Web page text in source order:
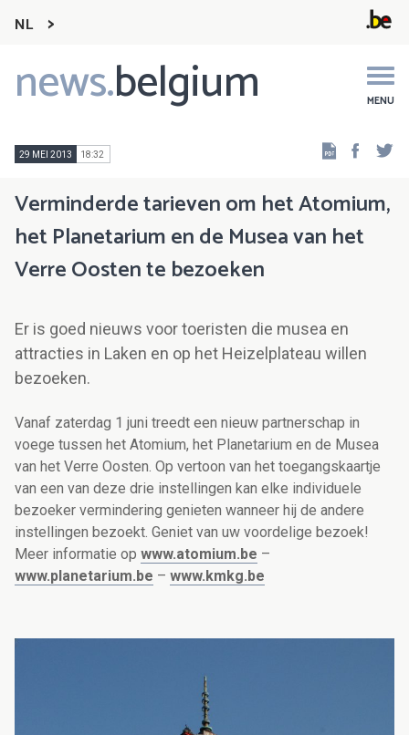
NL
news.belgium MENU
Main
navigation
29 MEI 2013 18:32
Verminderde tarieven om het Atomium,
het Planetarium en de Musea van het
Verre Oosten te bezoeken
Er is goed nieuws voor toeristen die musea en
attracties in Laken en op het Heizelplateau willen
bezoeken.
Vanaf zaterdag 1 juni treedt een nieuw partnerschap in
voege tussen het Atomium, het Planetarium en de Musea
van het Verre Oosten. Op vertoon van het toegangskaartje
van een van deze drie instellingen kan elke individuele
bezoeker vermindering genieten wanneer hij de andere
instellingen bezoekt. Geniet van uw voordelige bezoek!
Meer informatie op www.atomium.be –
www.planetarium.be – www.kmkg.be